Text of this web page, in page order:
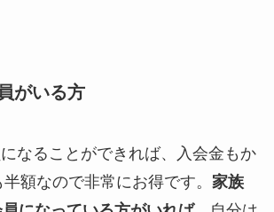
がいる方
なることができれば、入会金もか
額なので非常にお得です。 家族